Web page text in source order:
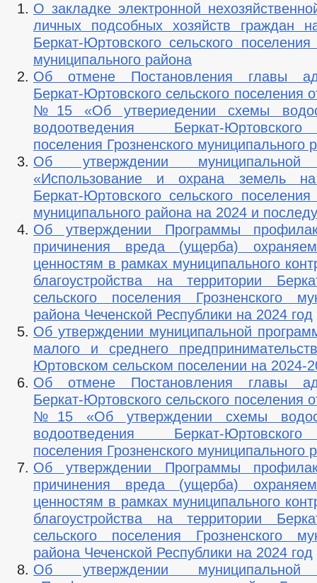
О закладке электронной
личных подсобных хозяйств граждан
Беркат-Юртовского сельского поселения
муниципального района
Об отмене Постановления главы
Беркат-Юртовского сельского поселения
№15 «Об утвериедении схемы
водоотведения Беркат-
поселения Грозненского муниципального
Об утверждении муниципальной
«Использование и охрана земель на
Беркат-Юртовского сельского поселения
муниципального района на 2024 и
Об утверждении Программы
причинения вреда (ущерба)
ценностям в рамках муниципального
благоустройства на территории
сельского поселения Грозненского
района Чеченской Республики на 2024 год
Об утверждении муниципальной
малого и среднего
Юртовском сельском поселении на 2024-
Об отмене Постановления главы
Беркат-Юртовского сельского поселения
№15 «Об утверждении схемы
водоотведения Беркат-
поселения Грозненского муниципального
Об утверждении Программы
причинения вреда (ущерба)
ценностям в рамках муниципального
благоустройства на территории
сельского поселения Грозненского
района Чеченской Республики на 2024 год
Об утверждении муниципальной